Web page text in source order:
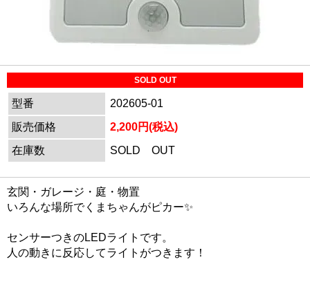
SOLD OUT
型番
202605-01
販売価格
2,200円(税込)
在庫数
SOLD OUT
玄関・ガレージ・庭・物置
いろんな場所でくまちゃんがピカー✨
センサーつきのLEDライトです。
人の動きに反応してライトがつきます！